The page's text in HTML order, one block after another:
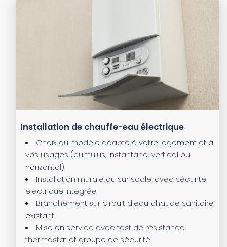
Installation de chauffe-eau électrique
Choix du modèle adapté à votre logement et à
vos usages (cumulus, instantané, vertical ou
horizontal)
Installation murale ou sur socle, avec sécurité
électrique intégrée
Branchement sur circuit d’eau chaude sanitaire
existant
Mise en service avec test de résistance,
thermostat et groupe de sécurité